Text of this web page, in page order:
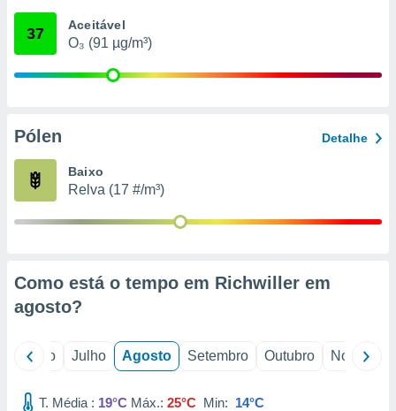
através
estudos
1199
37 Aceitável
O₃ (91 µg/m³)
Pólen Detalhe
Baixo
Relva (17 #/m³)
Como está o tempo em Richwiller em
agosto?
Junho Julho Agosto Setembro Outubro Novembro
T. Média : 19°C Máx.: 25°C Min: 14°C